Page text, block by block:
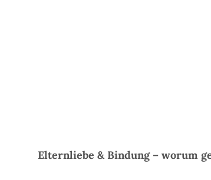
Elternliebe & Bindung – worum